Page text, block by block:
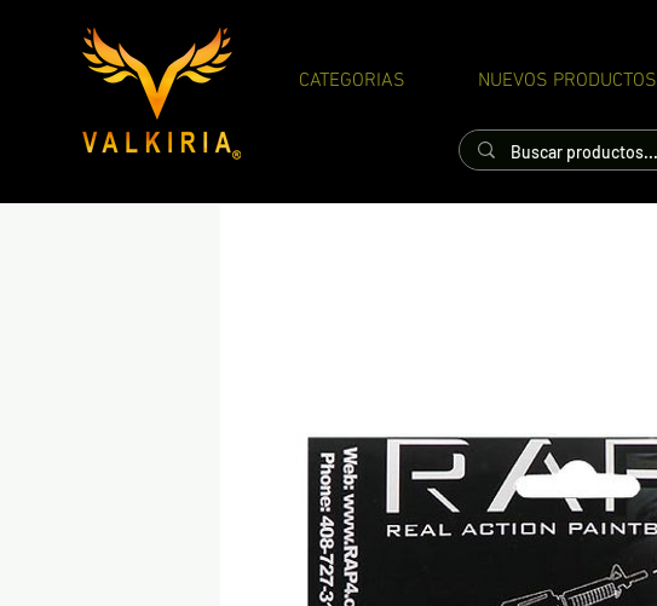
CATEGORIAS NUEVOS PRODUCTOS